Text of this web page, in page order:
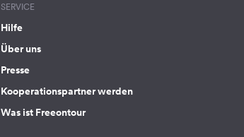
SERVICE
Hilfe
Über uns
Presse
Kooperationspartner werden
Was ist Freeontour